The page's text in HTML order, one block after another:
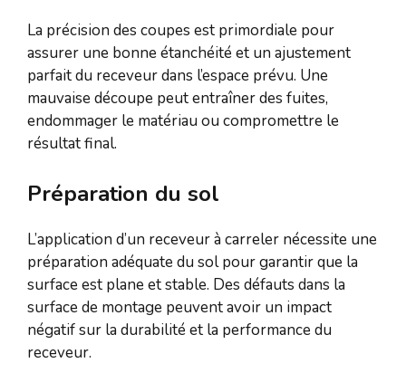
La précision des coupes est primordiale pour
assurer une bonne étanchéité et un ajustement
parfait du receveur dans l’espace prévu. Une
mauvaise découpe peut entraîner des fuites,
endommager le matériau ou compromettre le
résultat final.
Préparation du sol
L’application d’un receveur à carreler nécessite une
préparation adéquate du sol pour garantir que la
surface est plane et stable. Des défauts dans la
surface de montage peuvent avoir un impact
négatif sur la durabilité et la performance du
receveur.